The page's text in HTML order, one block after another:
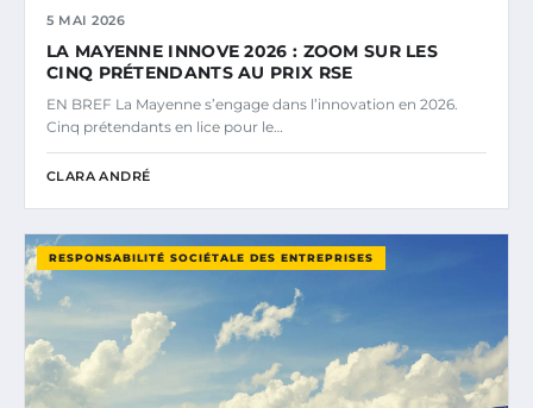
5 MAI 2026
LA MAYENNE INNOVE 2026 : ZOOM SUR LES
CINQ PRÉTENDANTS AU PRIX RSE
EN BREF La Mayenne s’engage dans l’innovation en 2026.
Cinq prétendants en lice pour le…
CLARA ANDRÉ
RESPONSABILITÉ SOCIÉTALE DES ENTREPRISES